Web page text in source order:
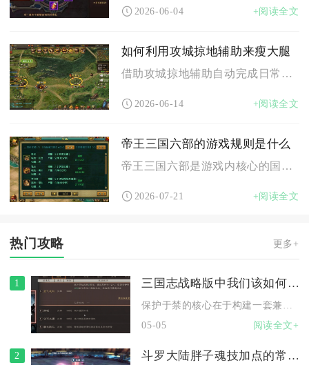
2026-06-04 +阅读全文
如何利用攻城掠地辅助来瘦大腿
借助攻城掠地辅助自动完成日常挂机操作，搭配分段腿部训练能够稳...
2026-06-14 +阅读全文
帝王三国六部的游戏规则是什么
帝王三国六部是游戏内核心的国家管理系统，分为吏部、户部、礼部...
2026-07-21 +阅读全文
热门攻略 更多+
1 三国志战略版中我们该如何保护于禁
05-05
阅读全文+
2 斗罗大陆胖子魂技加点的常见错误有哪些